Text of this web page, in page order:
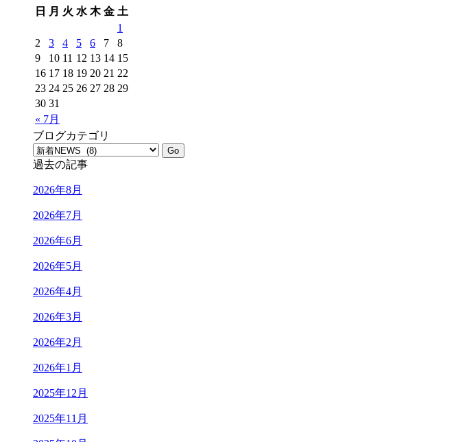
日
月 火 水 木 金 土
« 7月
1
2
3 4 5 6 7
8
9
10 11 12 13 14 15
16 17 18 19 20 21 22
23 24 25 26 27 28 29
30 31
ブログカテゴリ
過去の記事
2026年8月
2026年7月
2026年6月
2026年5月
2026年4月
2026年3月
2026年2月
2026年1月
2025年12月
2025年11月